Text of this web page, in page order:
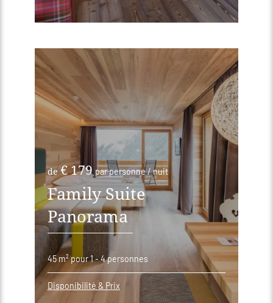
de€ 179 par personne / nuit
Family Suite
Panorama
45 m²pour 1 - 4 personnes
Disponibilité & Prix